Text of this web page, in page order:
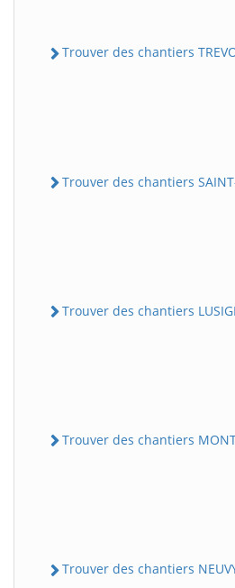
Trouver des chantiers
Trouver des chantiers
Trouver des chantiers
Trouver des chantiers
Trouver des chantiers